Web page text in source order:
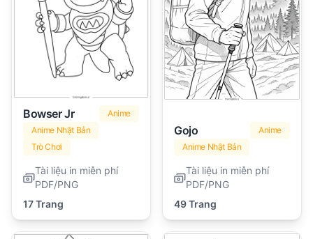
Bowser Jr
Anime
Anime Nhật Bản
Trò Chơi
Tài liệu in miễn phí
PDF/PNG
17 Trang
Gojo
Anime
Anime Nhật Bản
Tài liệu in miễn phí
PDF/PNG
49 Trang